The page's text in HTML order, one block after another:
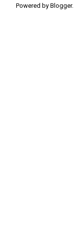
Powered by Blogger.